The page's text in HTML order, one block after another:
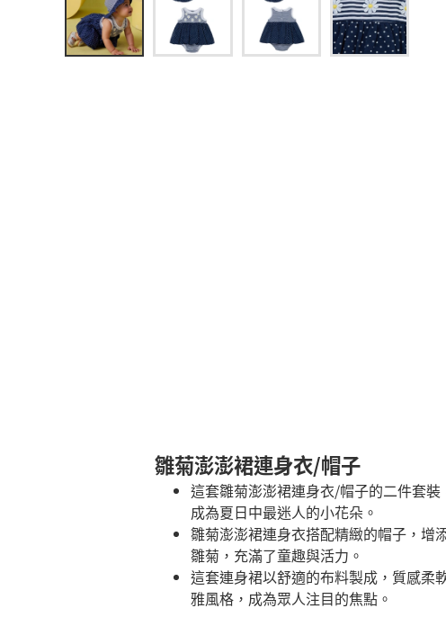
雛菊澎澎裙連身衣/帽子
這套雛菊澎澎裙連身衣/帽子的二件套
成為夏日中最迷人的小花朵。
雛菊澎澎裙連身衣搭配精緻的帽子，增
雛菊，充滿了童趣與活力。
這套連身裙以舒適的布料製成，質感柔
雅風格，成為眾人注目的焦點。